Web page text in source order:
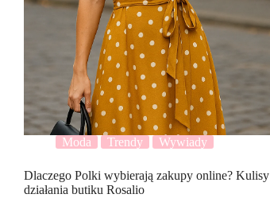
Moda Trendy Wywiady
Dlaczego Polki wybierają zakupy online? Kulisy
działania butiku Rosalio